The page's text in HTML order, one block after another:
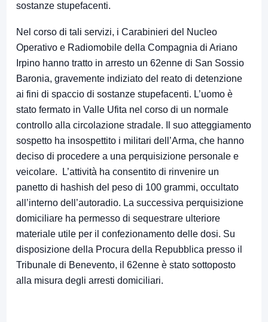
sostanze stupefacenti.
Nel corso di tali servizi, i Carabinieri del Nucleo
Operativo e Radiomobile della Compagnia di Ariano
Irpino hanno tratto in arresto un 62enne di San Sossio
Baronia, gravemente indiziato del reato di detenzione
ai fini di spaccio di sostanze stupefacenti. L’uomo è
stato fermato in Valle Ufita nel corso di un normale
controllo alla circolazione stradale. Il suo atteggiamento
sospetto ha insospettito i militari dell’Arma, che hanno
deciso di procedere a una perquisizione personale e
veicolare. L’attività ha consentito di rinvenire un
panetto di hashish del peso di 100 grammi, occultato
all’interno dell’autoradio. La successiva perquisizione
domiciliare ha permesso di sequestrare ulteriore
materiale utile per il confezionamento delle dosi. Su
disposizione della Procura della Repubblica presso il
Tribunale di Benevento, il 62enne è stato sottoposto
alla misura degli arresti domiciliari.